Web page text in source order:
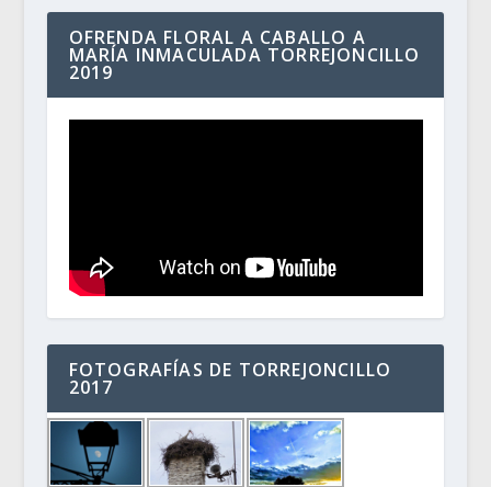
OFRENDA FLORAL A CABALLO A
MARÍA INMACULADA TORREJONCILLO
2019
FOTOGRAFÍAS DE TORREJONCILLO
2017